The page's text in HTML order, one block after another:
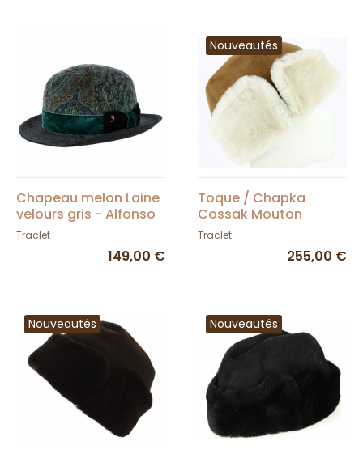
Chapeau melon Laine
velours gris - Alfonso
d'Este
Traclet
149,00 €
Nouveautés
Toque / Chapka
Cossak Mouton
Camel - Traclet
Traclet
255,00 €
Nouveautés Nouveautés